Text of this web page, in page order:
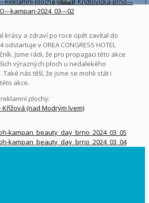
krásy a zdraví po roce opět zavítal do
odstartuje v OREA CONGRESS HOTEL
Jsme rádi, že pro propagaci této akce
výrazných ploch u nedalekého
nás těší, že jsme se mohli stát i
akce.
plochy:
Křížová (nad Modrým lvem)